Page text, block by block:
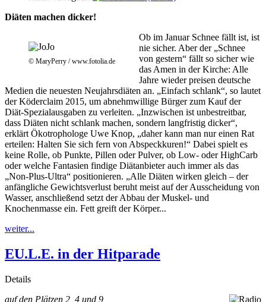
Diäten machen dicker!
© MaryPerry / www.fotolia.de
Ob im Januar Schnee fällt ist, ist
nie sicher. Aber der „Schnee
von gestern“ fällt so sicher wie
das Amen in der Kirche: Alle
Jahre wieder preisen deutsche
Medien die neuesten Neujahrsdiäten an. „Einfach schlank“, so lautet
der Köderclaim 2015, um abnehmwillige Bürger zum Kauf der
Diät-Spezialausgaben zu verleiten. „Inzwischen ist unbestreitbar,
dass Diäten nicht schlank machen, sondern langfristig dicker“,
erklärt Ökotrophologe Uwe Knop, „daher kann man nur einen Rat
erteilen: Halten Sie sich fern von Abspeckkuren!“ Dabei spielt es
keine Rolle, ob Punkte, Pillen oder Pulver, ob Low- oder HighCarb
oder welche Fantasien findige Diätanbieter auch immer als das
„Non-Plus-Ultra“ positionieren. „Alle Diäten wirken gleich – der
anfängliche Gewichtsverlust beruht meist auf der Ausscheidung von
Wasser, anschließend setzt der Abbau der Muskel- und
Knochenmasse ein. Fett greift der Körper...
weiter...
EU.L.E. in der Hitparade
Details
auf den Plätzen 2, 4 und 9